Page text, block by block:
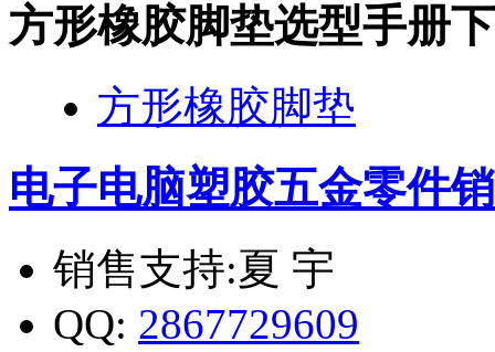
方形橡胶脚垫选型手册
方形橡胶脚垫
电子电脑塑胶五金零件
销售支持:夏 宇
QQ: 2867729609